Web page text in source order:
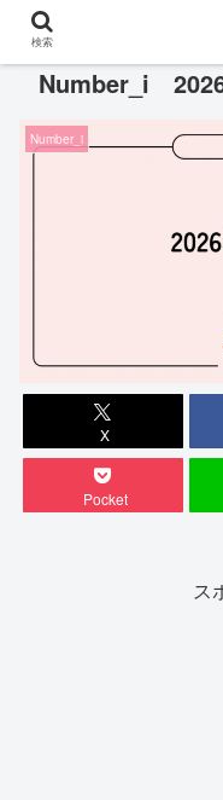
Number_i
Number_i
X
Pocket
ス
検索